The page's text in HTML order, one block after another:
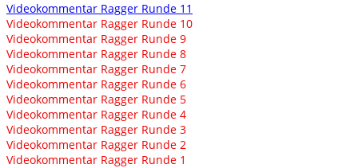
Videokommentar Ragger Runde 11
Videokommentar Ragger Runde 10
Videokommentar Ragger Runde 9
Videokommentar Ragger Runde 8
Videokommentar Ragger Runde 7
Videokommentar Ragger Runde 6
Videokommentar Ragger Runde 5
Videokommentar Ragger Runde 4
Videokommentar Ragger Runde 3
Videokommentar Ragger Runde 2
Videokommentar Ragger Runde 1